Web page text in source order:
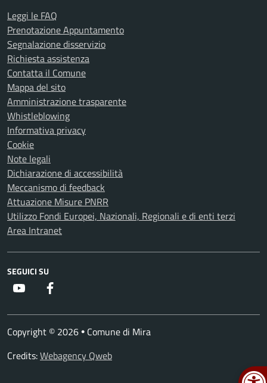
Leggi le FAQ
Prenotazione Appuntamento
Segnalazione disservizio
Richiesta assistenza
Contatta il Comune
Mappa del sito
Amministrazione trasparente
Whistleblowing
Informativa privacy
Cookie
Note legali
Dichiarazione di accessibilità
Meccanismo di feedback
Attuazione Misure PNRR
Utilizzo Fondi Europei, Nazionali, Regionali e di enti terzi
Area Intranet
SEGUICI SU
Youtube
Copyright © 2026 • Comune di Mira
Credits:Webagency Qweb